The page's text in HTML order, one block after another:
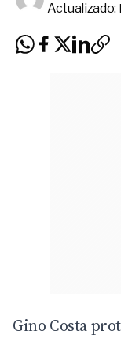
Actualizado:
Gino Costa